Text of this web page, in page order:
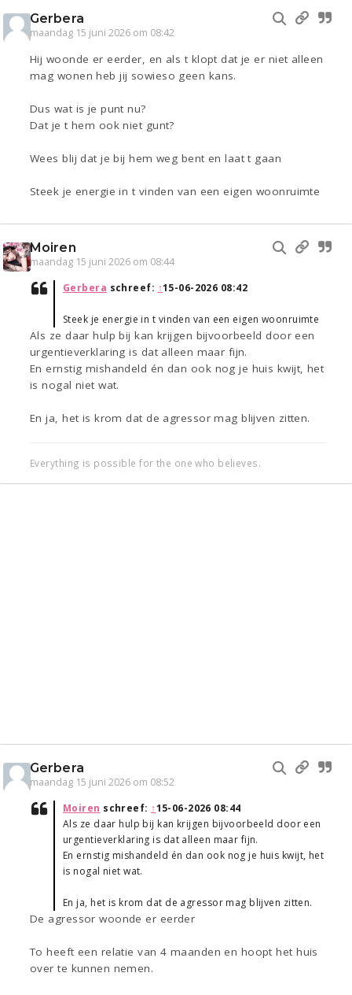
Gerbera
maandag 15 juni 2026 om 08:42
Hij woonde er eerder, en als t klopt dat je er niet alleen
mag wonen heb jij sowieso geen kans.
Dus wat is je punt nu?
Dat je t hem ook niet gunt?
Wees blij dat je bij hem weg bent en laat t gaan
Steek je energie in t vinden van een eigen woonruimte
Moiren
maandag 15 juni 2026 om 08:44
Gerbera schreef: ↑15-06-2026 08:42
Steek je energie in t vinden van een eigen woonruimte
Als ze daar hulp bij kan krijgen bijvoorbeeld door een
urgentieverklaring is dat alleen maar fijn.
En ernstig mishandeld én dan ook nog je huis kwijt, het
is nogal niet wat.
En ja, het is krom dat de agressor mag blijven zitten.
Everything is possible for the one who believes.
Gerbera
maandag 15 juni 2026 om 08:52
Moiren schreef: ↑15-06-2026 08:44
Als ze daar hulp bij kan krijgen bijvoorbeeld door een
urgentieverklaring is dat alleen maar fijn.
En ernstig mishandeld én dan ook nog je huis kwijt, het
is nogal niet wat.
En ja, het is krom dat de agressor mag blijven zitten.
De agressor woonde er eerder
To heeft een relatie van 4 maanden en hoopt het huis
over te kunnen nemen.